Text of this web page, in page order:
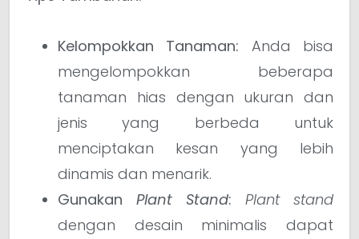
Kelompokkan Tanaman: Anda bisa
mengelompokkan beberapa
tanaman hias dengan ukuran dan
jenis yang berbeda untuk
menciptakan kesan yang lebih
dinamis dan menarik.
Gunakan Plant Stand:
Plant stand
dengan desain minimalis dapat